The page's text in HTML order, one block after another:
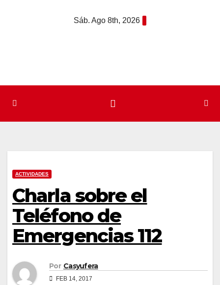
Sáb. Ago 8th, 2026
ACTIVIDADES
Charla sobre el
Teléfono de
Emergencias 112
Por Casyufera
FEB 14, 2017